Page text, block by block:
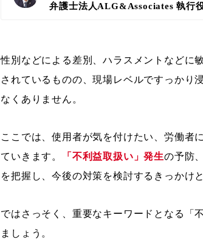
弁護士法人ALG&Associates執行
性別などによる差別、ハラスメントなどに
されているものの、現場レベルですっかり
なくありません。
ここでは、使用者が気を付けたい、労働者
ていきます。
「不利益取扱い」発生の予防
を把握し、今後の対策を検討するきっかけ
ではさっそく、重要なキーワードとなる「
ましょう。